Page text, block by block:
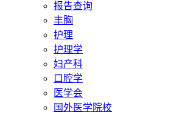
报告查询
丰胸
护理
护理学
妇产科
口腔学
医学会
国外医学院校